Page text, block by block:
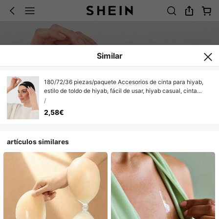
Similar
180/72/36 piezas/paquete Accesorios de cinta para hiyab,
estilo de toldo de hiyab, fácil de usar, hiyab casual, cinta
adhesiva doble cara antideslizante
/
2,58€
artículos similares